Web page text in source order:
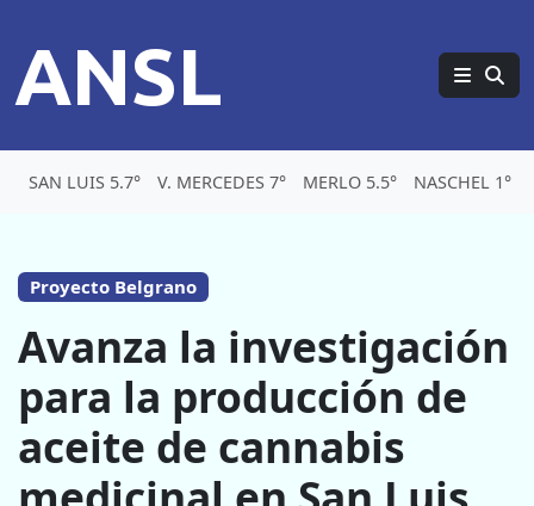
ANSL
SAN LUIS 5.7° V. MERCEDES 7° MERLO 5.5° NASCHEL 1°
Proyecto Belgrano
Avanza la investigación
para la producción de
aceite de cannabis